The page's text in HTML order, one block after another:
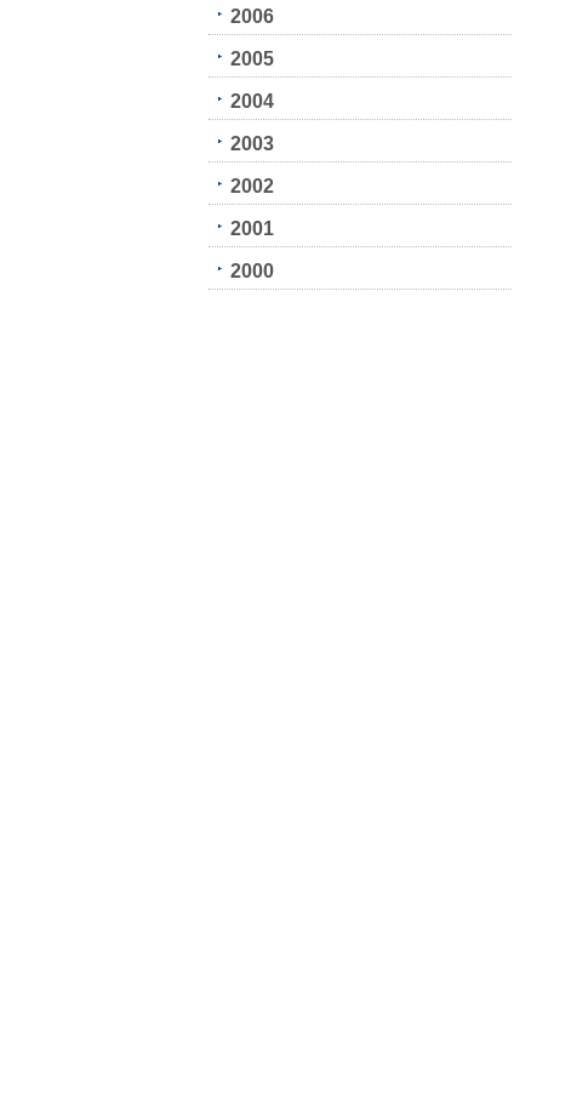
2006
2005
2004
2003
2002
2001
2000